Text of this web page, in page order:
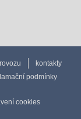
kontakty
podmínky
cookies